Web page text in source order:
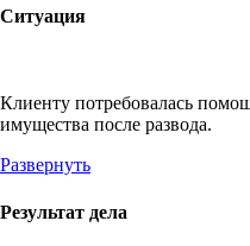
Ситуация
Клиенту потребовалась
имущества после развода.
Развернуть
Результат дела